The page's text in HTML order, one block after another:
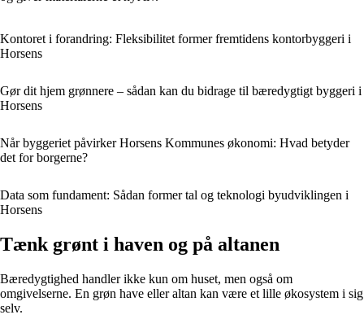
Kontoret i forandring: Fleksibilitet former fremtidens kontorbyggeri i
Horsens
Gør dit hjem grønnere – sådan kan du bidrage til bæredygtigt byggeri i
Horsens
Når byggeriet påvirker Horsens Kommunes økonomi: Hvad betyder
det for borgerne?
Data som fundament: Sådan former tal og teknologi byudviklingen i
Horsens
Tænk grønt i haven og på altanen
Bæredygtighed handler ikke kun om huset, men også om
omgivelserne. En grøn have eller altan kan være et lille økosystem i sig
selv.